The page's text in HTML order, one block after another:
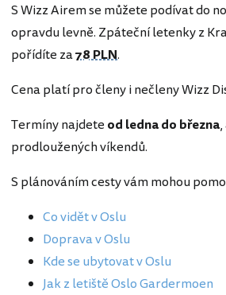
S Wizz Airem se můžete podívat do
opravdu levně. Zpáteční letenky z
pořídíte za78 PLN.
Cena platí pro členy i nečleny Wizz
Termíny najdete od ledna do března,
prodloužených víkendů.
S plánováním cesty vám mohou
Co vidět v Oslu
Doprava v Oslu
Kde se ubytovat v Oslu
Jak z letiště Oslo Gardermoen